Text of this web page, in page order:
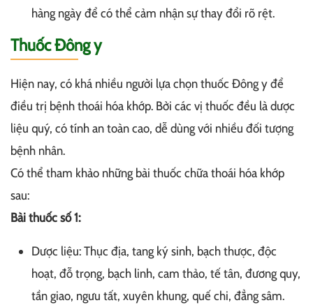
hàng ngày để có thể cảm nhận sự thay đổi rõ rệt.
Thuốc Đông y
Hiện nay, có khá nhiều người lựa chọn thuốc Đông y để
điều trị bệnh thoái hóa khớp. Bởi các vị thuốc đều là dược
liệu quý, có tính an toàn cao, dễ dùng với nhiều đối tượng
bệnh nhân.
Có thể tham khảo những bài thuốc chữa thoái hóa khớp
sau:
Bài thuốc số 1:
Dược liệu: Thục địa, tang ký sinh, bạch thược, độc
hoạt, đỗ trọng, bạch linh, cam thảo, tế tân, đương quy,
tần giao, ngưu tất, xuyên khung, quế chi, đẳng sâm.